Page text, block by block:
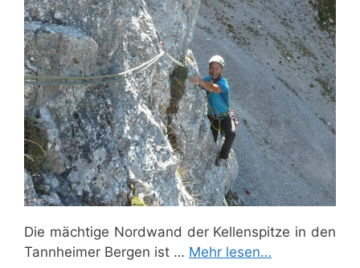
Die mächtige Nordwand der Kellenspitze in den
Tannheimer Bergen ist … Mehr lesen…